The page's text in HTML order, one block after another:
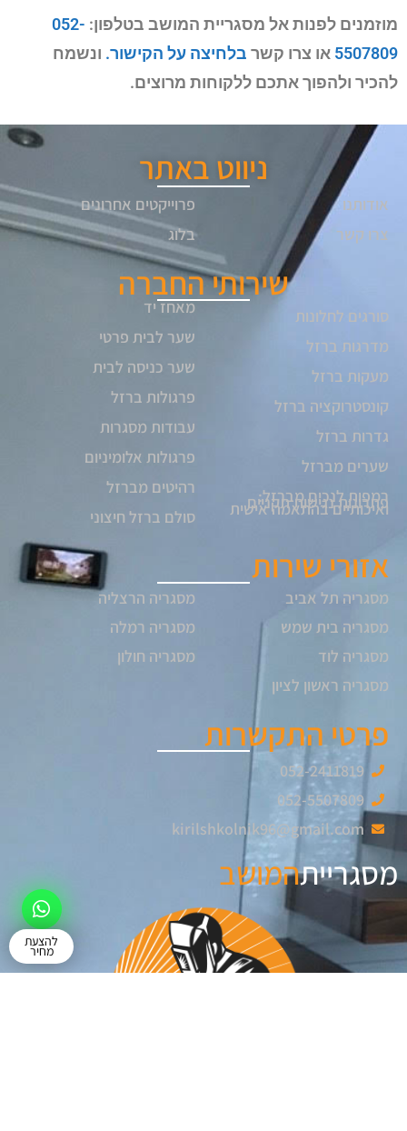
מוזמנים לפנות אל מסגריית המושב בטלפון: 052-
5507809 או צרו קשר בלחיצה על הקישור. ונשמח
להכיר ולהפוך אתכם ללקוחות מרוצים.
ניווט באתר
אודותנו
צרו קשר
פרוייקטים אחרונים
בלוג
שירותי החברה
סורגים לחלונות
מדרגות ברזל
מעקות ברזל
קונסטרוקציה ברזל
גדרות ברזל
שערים מברזל
רמפות לנכים מברזל:
פתרונות נגישות תקניים
ואיכותיים בהתאמה אישית
מאחז יד
שער לבית פרטי
שער כניסה לבית
פרגולות ברזל
עבודות מסגרות
פרגולות אלומיניום
רהיטים מברזל
סולם ברזל חיצוני
אזורי שירות
מסגריה תל אביב
מסגריה בית שמש
מסגריה לוד
מסגריה ראשון לציון
מסגריה הרצליה
מסגריה רמלה
מסגריה חולון
פרטי התקשרות
052-2411819
052-5507809
kirilshkolnik96@gmail.com
מסגרייתהמושב
להצעת
מחיר